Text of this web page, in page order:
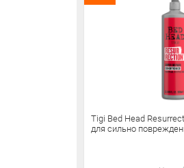
Tigi Bed Head
для сильно